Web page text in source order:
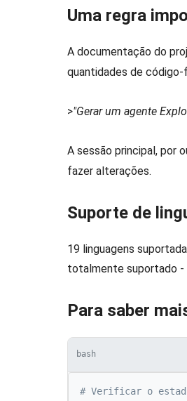
Uma regra
A documentação do
quantidades de
>"Gerar um agente
A sessão principal, por
fazer alterações.
Suporte de
19 linguagens
totalmente suportado -
Para saber
bash
# Verificar o